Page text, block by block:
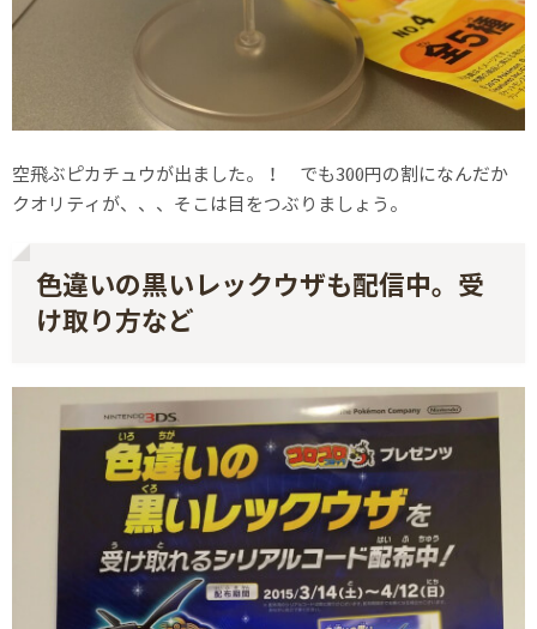
空飛ぶピカチュウが出ました。！ でも300円の割になんだか
クオリティが、、、そこは目をつぶりましょう。
色違いの黒いレックウザも配信中。受
け取り方など